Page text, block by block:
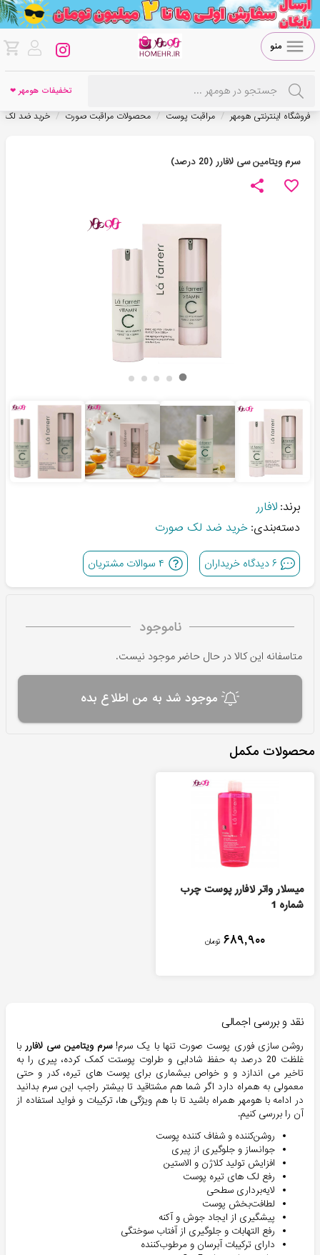
منو
تخفیفات هومهر ❤
فروشگاه اینترنتی هومهر / مراقبت پوست / محصولات مراقبت صورت / خرید ضد لک
سرم ویتامین سی لافارر (20 درصد)
برند: لافارر
دسته‌بندی: خرید ضد لک صورت
۶دیدگاه خریداران ۴ سوالات مشتریان
ناموجود
متاسفانه این کالا در حال حاضر موجود نیست.
موجود شد به من اطلاع بده
محصولات مکمل
میسلار واتر لافارر پوست چرب
شماره 1
۶۸۹,۹۰۰ تومان
نقد و بررسی اجمالی
روشن سازی فوری پوست صورت تنها با یک سرم!سرم ویتامین سی لافارر با
غلظت 20 درصد به حفظ شادابی و طراوت پوستت کمک کرده، پیری را به
تاخیر می اندازد و و خواص بیشماری برای پوست های تیره، کدر و حتی
معمولی به همراه دارد اگر شما هم مشتاقید تا بیشتر راجب این سرم بدانید
در ادامه با هومهر همراه باشید تا با هم ویژگی ها، ترکیبات و فواید استفاده از
آن را بررسی کنیم.
روشن‌کننده و شفاف کننده پوست
جوانساز و جلوگیری از پیری
افزایش تولید کلاژن و الاستین
رفع لک های تیره پوست
لایه‌برداری سطحی
لطافت‌بخش پوست
پیشگیری از ایجاد جوش و آکنه
رفع التهابات و جلوگیری از آفتاب سوختگی
دارای ترکیبات آبرسان و مرطوب‌کننده